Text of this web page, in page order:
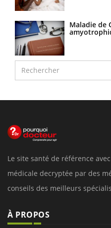
Maladie de
Le site santé de référence
médicale decryptée par des
conseils des meilleurs
À PROPOS